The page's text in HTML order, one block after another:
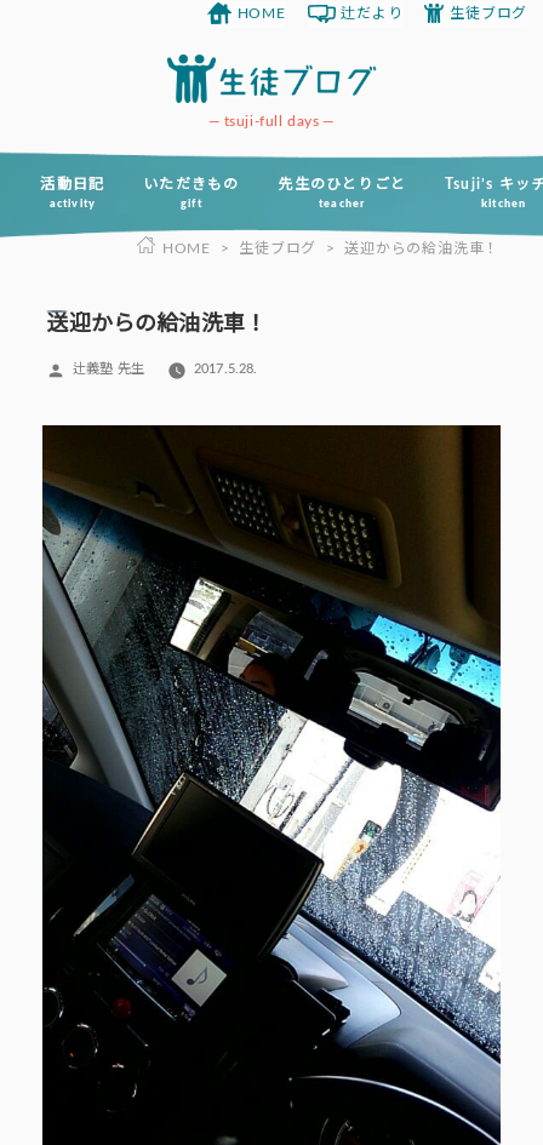
ツ
tsuji-full days
活動日記
activity
いただきもの
gift
先生のひとりごと
teacher
Tsuji’s キッ
kitchen
HOME 辻だより 生徒ブログ
HOME > 生徒ブログ > 送迎からの給油洗車！
送迎からの給油洗車！
投
辻義塾 先生 2017.5.28.